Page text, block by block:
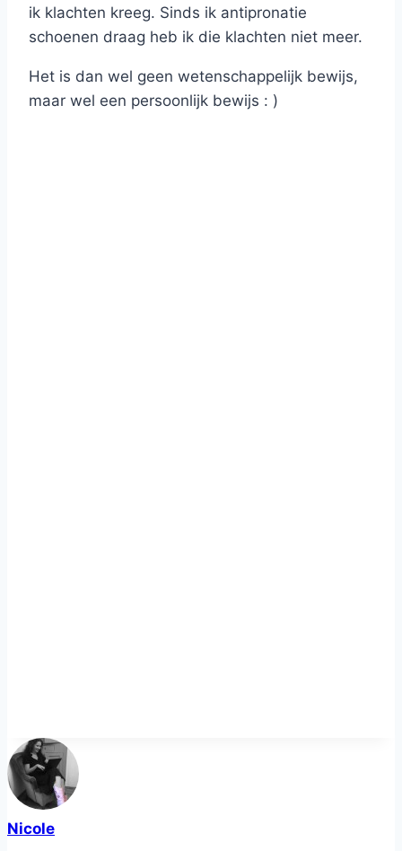
ik klachten kreeg. Sinds ik antipronatie
schoenen draag heb ik die klachten niet meer.
Het is dan wel geen wetenschappelijk bewijs,
maar wel een persoonlijk bewijs : )
Nicole